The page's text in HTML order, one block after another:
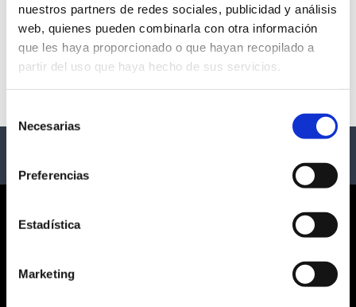
nuestros partners de redes sociales, publicidad y análisis
web, quienes pueden combinarla con otra información
que les haya proporcionado o que hayan recopilado a
partir del uso que haya hecho de sus servicios.
de Necesarias
Preferencias
Estadística
Marketing
- Fuengirola
Description
Ciclo de conciertos Marenostrum Fuengirola 2025
CORPORATE
GENERAL TERMS AND CONDITIONS